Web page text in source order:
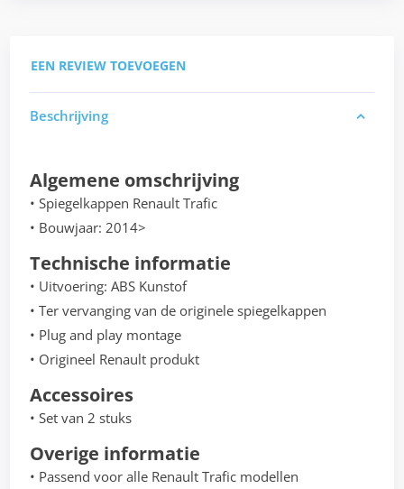
EEN REVIEW TOEVOEGEN
Beschrijving
Algemene omschrijving
• Spiegelkappen Renault Trafic
• Bouwjaar: 2014>
Technische informatie
• Uitvoering: ABS Kunstof
• Ter vervanging van de originele spiegelkappen
• Plug and play montage
• Origineel Renault produkt
Accessoires
• Set van 2 stuks
Overige informatie
• Passend voor alle Renault Trafic modellen